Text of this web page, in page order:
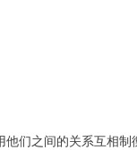
们之间的关系互相制